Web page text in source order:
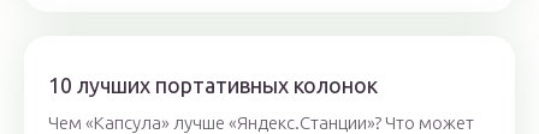
10 лучших портативных колонок
Чем «Капсула» лучше «Яндекс.Станции»? Что может